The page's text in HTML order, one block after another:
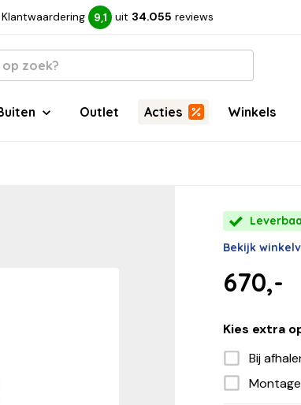
Klantwaardering 9,1 uit 34.055 reviews
Outlet Acties Winkels
Bekijk
670,-
Kies extra
Bij